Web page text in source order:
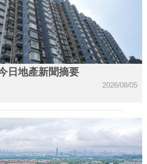
日地產新聞摘要
2026/08/05